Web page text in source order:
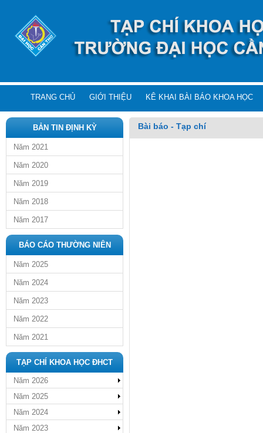
TRANG CHỦ GIỚI THIỆU KÊ KHAI BÀI BÁO KHOA HỌC
BẢN TIN ĐỊNH KỲ
Năm 2021
Năm 2020
Năm 2019
Năm 2018
Năm 2017
BÁO CÁO THƯỜNG NIÊN
Năm 2025
Năm 2024
Năm 2023
Năm 2022
Năm 2021
TẠP CHÍ KHOA HỌC ĐHCT
Năm 2026
Năm 2025
Năm 2024
Năm 2023
Bài báo - Tạp chí